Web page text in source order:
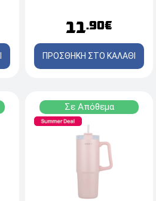
11.90€
ΠΡΟΣΘΗΚΗ ΣΤΟ ΚΑΛΑΘΙ
Σε Απόθεμα